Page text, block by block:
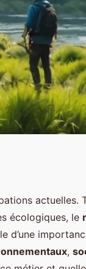
actuelles.
écologiques, le
d’une
,